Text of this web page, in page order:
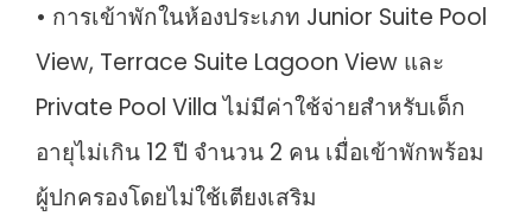
• การเข้าพักในห้องประเภท Junior Suite Pool
View, Terrace Suite Lagoon View และ
Private Pool Villa ไม่มีค่าใช้จ่ายสำหรับเด็ก
อายุไม่เกิน 12 ปี จำนวน 2 คน เมื่อเข้าพักพร้อม
ผู้ปกครองโดยไม่ใช้เตียงเสริม